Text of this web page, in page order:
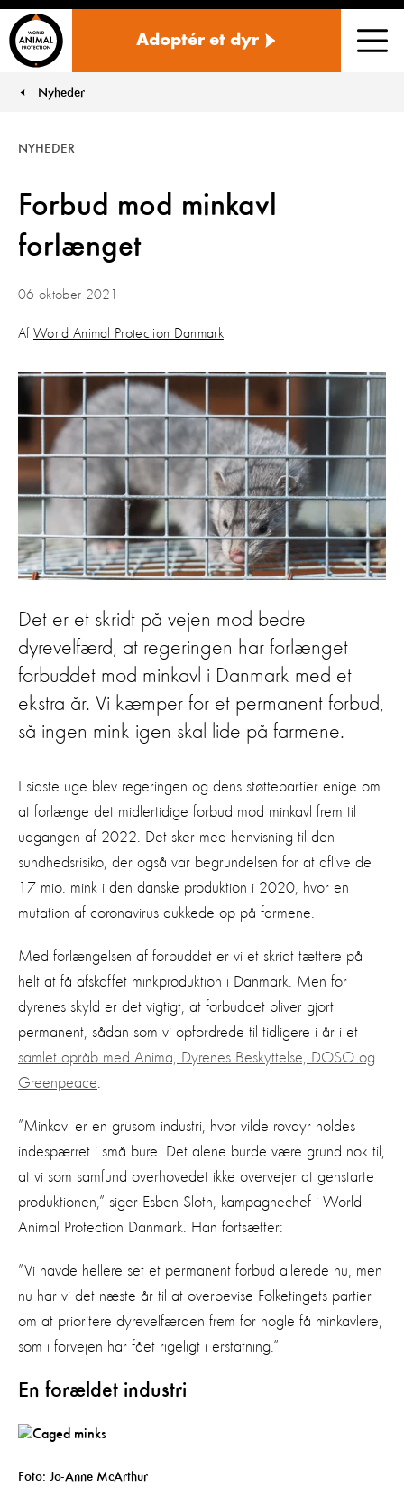
Adoptér et dyr
You are here:
Nyheder
Forbud mod minkavl
forlænget
NYHEDER
06 oktober 2021
Af World Animal Protection Danmark
Det er et skridt på vejen mod bedre
dyrevelfærd, at regeringen har forlænget
forbuddet mod minkavl i Danmark med et
ekstra år. Vi kæmper for et permanent forbud,
så ingen mink igen skal lide på farmene.
I sidste uge blev regeringen og dens støttepartier enige om
at forlænge det midlertidige forbud mod minkavl frem til
udgangen af 2022. Det sker med henvisning til den
sundhedsrisiko, der også var begrundelsen for at aflive de
17 mio. mink i den danske produktion i 2020, hvor en
mutation af coronavirus dukkede op på farmene.
Med forlængelsen af forbuddet er vi et skridt tættere på
helt at få afskaffet minkproduktion i Danmark. Men for
dyrenes skyld er det vigtigt, at forbuddet bliver gjort
permanent, sådan som vi opfordrede til tidligere i år i et
samlet opråb med Anima, Dyrenes Beskyttelse, DOSO og
Greenpeace
”Minkavl er en grusom industri, hvor vilde rovdyr holdes
indespærret i små bure. Det alene burde være grund nok til,
at vi som samfund overhovedet ikke overvejer at genstarte
produktionen,” siger Esben Sloth, kampagnechef i World
Animal Protection Danmark. Han fortsætter:
”Vi havde hellere set et permanent forbud allerede nu, men
nu har vi det næste år til at overbevise Folketingets partier
om at prioritere dyrevelfærden frem for nogle få minkavlere,
som i forvejen har fået rigeligt i erstatning.”
En forældet industri
Foto: Jo-Anne McArthur